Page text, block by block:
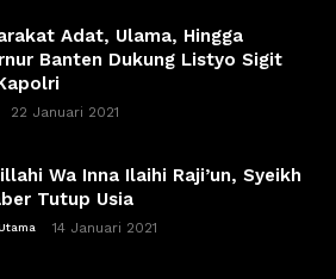
Adat, Ulama, Hingga
Banten Dukung Listyo Sigit
22 Januari 2021
Wa Inna Ilaihi Raji’un, Syeikh
Tutup Usia
14 Januari 2021